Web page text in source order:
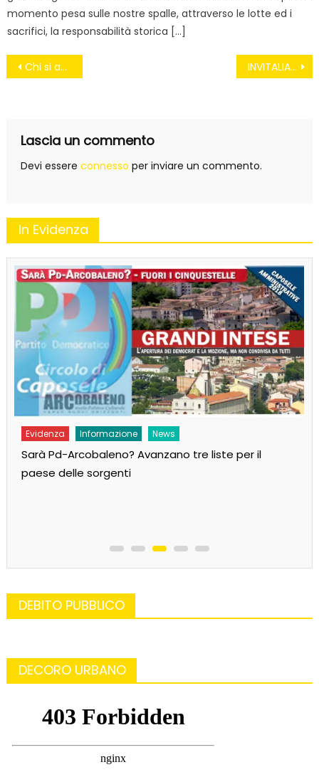
momento pesa sulle nostre spalle, attraverso le lotte ed i
sacrifici, la responsabilità storica […]
Navigazione
Chi si ammala è perduto #MuoriSereno INVITALIA HA FINITO I SOLDI NIENTE CREDITO ALLE IMPRESE LEGGETE QUESTA STORIA INCREDIBILE!
Lascia un commento
Devi essere connesso per inviare un commento.
In Evidenza
Evidenza Informazione News
Sarà Pd-Arcobaleno? Avanzano tre liste per il
paese delle sorgenti
DEBITO PUBBLICO
DECORO URBANO